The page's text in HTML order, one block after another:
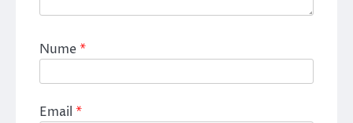
Nume*
Email *